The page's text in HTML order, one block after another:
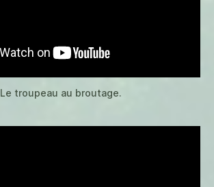
Le troupeau au broutage.